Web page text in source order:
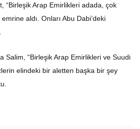
“Birleşik Arap Emirlikleri adada, çok
aldı. Onları Abu Dabi’deki
Salim, “Birleşik Arap Emirlikleri ve Suudi
elindeki bir aletten başka bir şey